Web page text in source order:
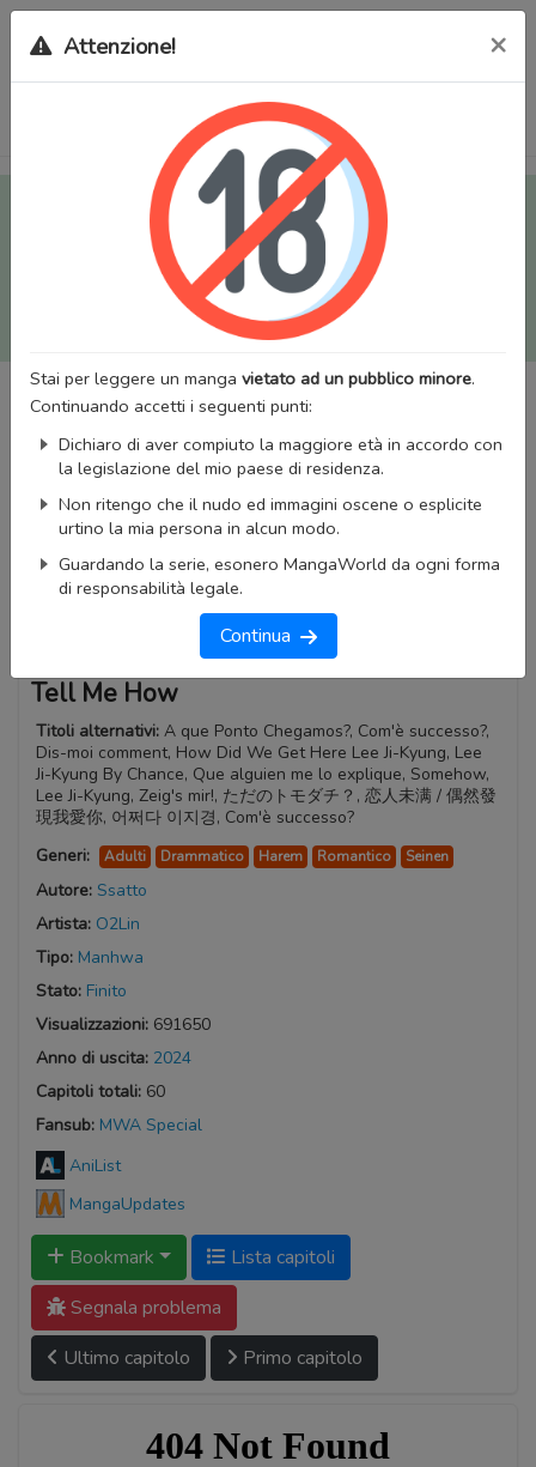
Tutti i Doujinshi e Manga per adulti (+18) sono stati trasferiti
sul nostro nuovo sito (
mangaworldadult.net
); invece, per i
Manga classici, puoi utilizzare
MangaWorld
Potrai effettuare illogincon il tuo account di MangaWorld
tutti i dati sono condivisi tra i due siti,
perderai alcun dato, inclusi bookmarks e premium
Attenzione! ×
Stai per leggere un manga vietato ad un pubblico minore.
Continuando accetti i seguenti punti:
Dichiaro di aver compiuto la maggiore età in accordo con
la legislazione del mio paese di residenza.
Non ritengo che il nudo ed immagini oscene o esplicite
urtino la mia persona in alcun modo.
Guardando la serie, esonero MangaWorld da ogni forma
di responsabilità legale.
Continua
Tell Me How
Titoli alternativi: A que Ponto Chegamos?, Com'è successo?,
Dis-moi comment, How Did We Get Here Lee Ji-Kyung, Lee
Ji-Kyung By Chance, Que alguien me lo explique, Somehow,
Lee Ji-Kyung, Zeig's mir!, ただのトモダチ？, 恋人未满 / 偶然發
現我愛你, 어쩌다 이지경, Com'è successo?
Generi:
Adulti Drammatico Harem Romantico Seinen
Autore: Ssatto
Artista: O2Lin
Tipo: Manhwa
Stato: Finito
Visualizzazioni: 691650
Anno di uscita: 2024
Capitoli totali: 60
Fansub: MWA Special
AniList
MangaUpdates
Bookmark
Lista capitoli
Segnala problema
Ultimo capitolo
Primo capitolo